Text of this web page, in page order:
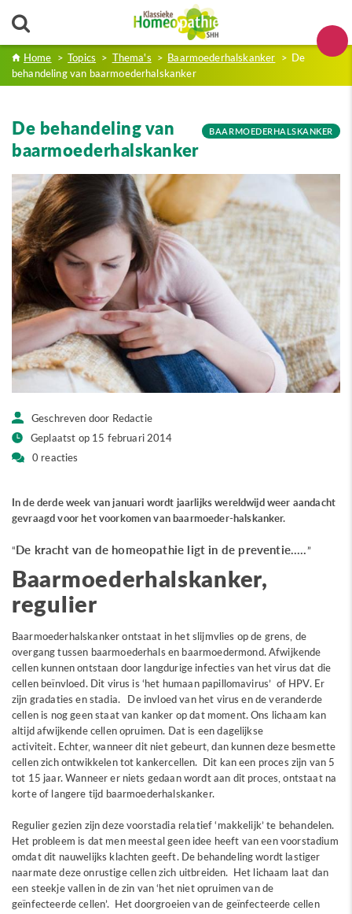
Home > Topics > Thema's > Baarmoederhalskanker > De
behandeling van baarmoederhalskanker
De behandeling van
baarmoederhalskanker
BAARMOEDERHALSKANKER
Geschreven door Redactie
Geplaatst op 15 februari 2014
0 reacties
In de derde week van januari wordt jaarlijks wereldwijd weer aandacht
gevraagd voor het voorkomen van baarmoeder-halskanker.
De kracht van de homeopathie ligt in de preventie…..
Baarmoederhalskanker,
regulier
Baarmoederhalskanker ontstaat in het slijmvlies op de grens, de
overgang tussen baarmoederhals en baarmoedermond. Afwijkende
cellen kunnen ontstaan door langdurige infecties van het virus dat die
cellen beïnvloed. Dit virus is ‘het humaan papillomavirus’ of HPV. Er
zijn gradaties en stadia. De invloed van het virus en de veranderde
cellen is nog geen staat van kanker op dat moment. Ons lichaam kan
altijd afwijkende cellen opruimen. Dat is een dagelijkse
activiteit. Echter, wanneer dit niet gebeurt, dan kunnen deze besmette
cellen zich ontwikkelen tot kankercellen. Dit kan een proces zijn van 5
tot 15 jaar. Wanneer er niets gedaan wordt aan dit proces, ontstaat na
korte of langere tijd baarmoederhalskanker.
Regulier gezien zijn deze voorstadia relatief ‘makkelijk’ te behandelen.
Het probleem is dat men meestal geen idee heeft van een voorstadium
omdat dit nauwelijks klachten geeft. De behandeling wordt lastiger
naarmate deze onrustige cellen zich uitbreiden. Het lichaam laat dan
een steekje vallen in de zin van ‘het niet opruimen van de
geïnfecteerde cellen’. Het doorgroeien van de geïnfecteerde cellen